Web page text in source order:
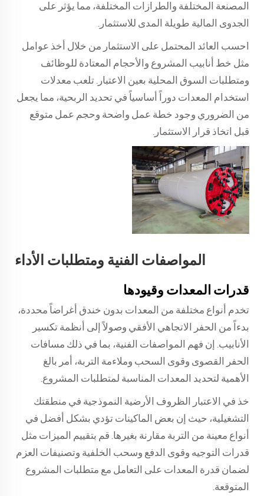
المصنعة المختلفة والطرازات المختلفة، مما يؤثر على
الجدوى المالية طويلة المدى للاستثمار.
احسب العائد المحتمل على الاستثمار من خلال أخذ عوامل
مثل خط أنابيب المشروع والأحجام المعتادة للوظائف
ومتطلبات السوق المحلية بعين الاعتبار. تلعب معدلات
استخدام المعدات دوراً أساسياً في تحديد الربحية، مما يجعل
من الضروري وجود خطة عمل واضحة وحجم عمل متوقع
قبل اتخاذ قرار الاستثمار.
المواصفات الفنية ومتطلبات الأداء
قدرات المعدات وقيودها
تخدم أنواع مختلفة من المعدات بدون خندق أغراضاً محددة،
بدءاً من الحفر الاتجاهي الأفقي وصولاً إلى أنظمة تكسير
الأنابيب. إن فهم المواصفات الفنية، بما في ذلك مسافات
الحفر القصوى وقوى السحب وملاءمة التربة، أمر بالغ
الأهمية لتحديد المعدات المناسبة لمتطلبات المشروع.
خذ في الاعتبار الظروف الأرضية النموذجية في منطقتك
التشغيلية، حيث إن بعض الماكينات تؤدي بشكل أفضل في
أنواع معينة من التربة مقارنة بغيرها. قم بتقييم الميزات مثل
قدرات التوجيه وقوى الدفع وسحب الخلفية وتصنيفات العزم
لضمان قدرة المعدات على التعامل مع متطلبات المشروع
المتوقعة.